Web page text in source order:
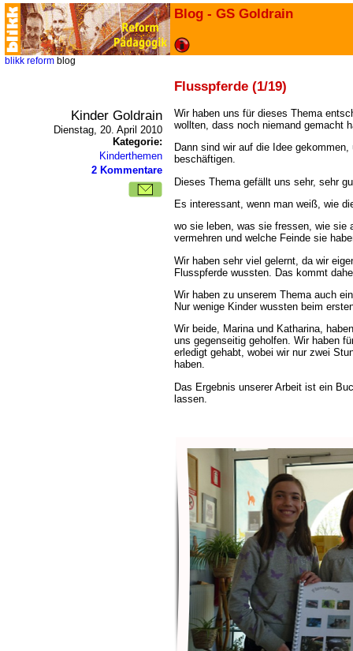
Blog - GS Goldrain
blikk reform blog
Flusspferde (1/19)
Kinder Goldrain
Dienstag, 20. April 2010
Kategorie:
Kinderthemen
2 Kommentare
Wir haben uns für dieses Thema
wollten, dass noch niemand gemacht
Dann sind wir auf die Idee
beschäftigen.
Dieses Thema gefällt uns sehr, sehr
Es interessant, wenn man weiß, wie
wo sie leben, was sie fressen, wie sie
vermehren und welche Feinde sie
Wir haben sehr viel gelernt, da wir
Flusspferde wussten. Das kommt
Wir haben zu unserem Thema auch
Nur wenige Kinder wussten beim
Wir beide, Marina und Katharina,
uns gegenseitig geholfen. Wir haben
erledigt gehabt, wobei wir nur zwei
haben.
Das Ergebnis unserer Arbeit ist ein
lassen.